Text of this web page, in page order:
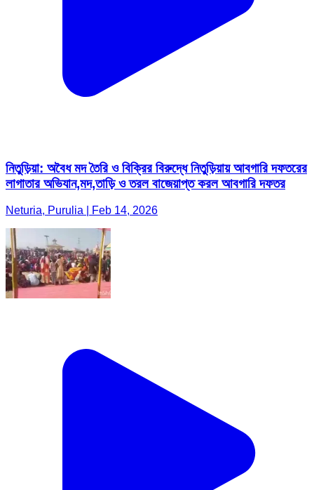
নিতুড়িয়া: অবৈধ মদ তৈরি ও বিক্রির বিরুদ্ধে নিতুড়িয়ায় আবগারি দফতরের
লাগাতার অভিযান,মদ,তাড়ি ও তরল বাজেয়াপ্ত করল আবগারি দফতর
Neturia, Purulia | Feb 14, 2026